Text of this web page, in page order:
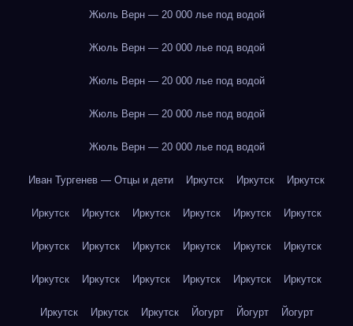
Жюль Верн — 20 000 лье под водой
Жюль Верн — 20 000 лье под водой
Жюль Верн — 20 000 лье под водой
Жюль Верн — 20 000 лье под водой
Жюль Верн — 20 000 лье под водой
Иван Тургенев — Отцы и дети Иркутск Иркутск Иркутск
Иркутск Иркутск Иркутск Иркутск Иркутск Иркутск
Иркутск Иркутск Иркутск Иркутск Иркутск Иркутск
Иркутск Иркутск Иркутск Иркутск Иркутск Иркутск
Иркутск Иркутск Иркутск Йогурт Йогурт Йогурт